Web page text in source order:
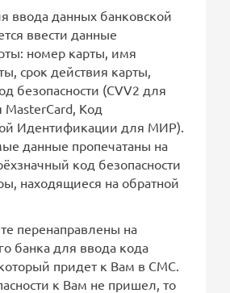
ввода данных банковской
ввести данные
номер карты, имя
срок действия карты,
безопасности (CVV2 для
MasterCard, Код
Идентификации для МИР).
данные пропечатаны на
код безопасности
находящиеся на обратной
перенаправлены на
банка для ввода кода
придет к Вам в СМС.
к Вам не пришел, то